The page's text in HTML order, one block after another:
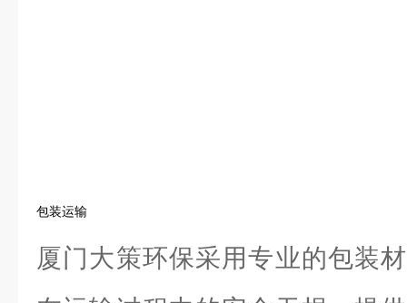
包装运输
厦门大策环保采用专业的包装